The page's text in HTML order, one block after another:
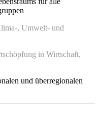
, Umwelt- und
in Wirtschaft,
und überregionalen